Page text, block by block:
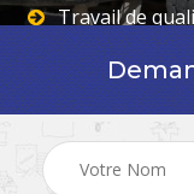
Travail de